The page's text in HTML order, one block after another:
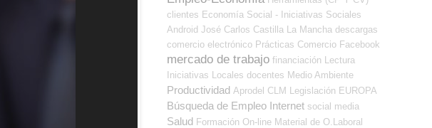
clientes Economía Social - Iniciativas Sociales
Android José Carlos Castilla La Mancha descargas
comercio electrónico Prácticas Comercio Facebook
mercado de trabajo financiación
Lectura
Iniciativas Locales docentes Medio Ambiente
Productividad Aprodel CLM Legislación EUROPA
Búsqueda de Empleo Internet social media
Salud Formación On-line Material de O.Laboral